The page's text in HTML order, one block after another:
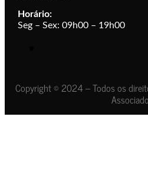
Horário:
Seg – Sex: 09h00 – 19h00
Copyright © 2024 – Todos os